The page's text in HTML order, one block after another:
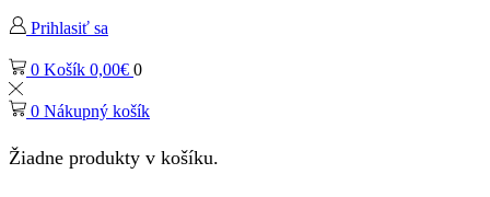
Prihlasiť sa
0 Košík 0,00€ 0
0 Nákupný košík
Žiadne produkty v košíku.